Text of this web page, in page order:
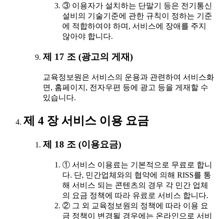
③ 이용자가 설치하는 단말기 등은 전기통신
설비의 기술기준에 관한 규칙이 정하는 기준
에 적합하여야 하며, 서비스에 장애를 주지
않아야 합니다.
제 17 조 (광고의 게재)
교육정보원은 서비스의 운용과 관련하여 서비스화
면, 홈페이지, 전자우편 등에 광고 등을 게재할 수
있습니다.
제 4 장 서비스 이용 요금
제 18 조 (이용요금)
① 서비스 이용료는 기본적으로 무료로 합니
다. 단, 민간업체와의 협약에 의해 RISS를 통
해 서비스 되는 콘텐츠의 경우 각 민간 업체
의 요금 정책에 따라 유료로 서비스 합니다.
② 그 외 교육정보원의 정책에 따라 이용 요
금 정책이 변경될 경우에는 온라인으로 서비